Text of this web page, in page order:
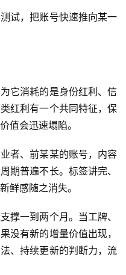
试，把账号快速推向某一
它消耗的是身份红利、信
红利有一个共同特征，保
值会迅速塌陷。
者、前某某的账号，内容
期普遍不长。标签讲完、
鲜感随之消失。
撑一到两个月。当工牌、
没有新的增量价值出现，
、持续更新的判断力，流